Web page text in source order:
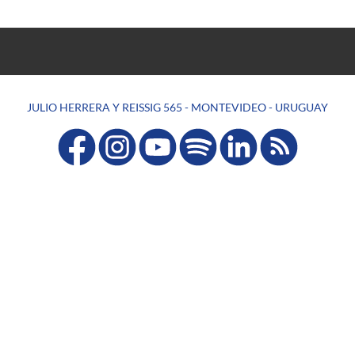
JULIO HERRERA Y REISSIG 565 - MONTEVIDEO - URUGUAY